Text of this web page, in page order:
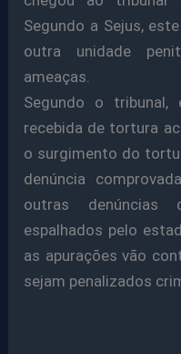
Segundo a Sejus,
outra unidade
ameaças.
Segundo o tribunal,
recebida de tortura
o surgimento do
denúncia
outras
espalhados pelo
as apurações vão
sejam penalizados